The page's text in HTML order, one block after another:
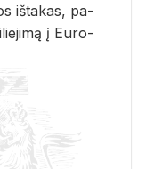
iš­ta­kas, pa­
į Eu­ro­